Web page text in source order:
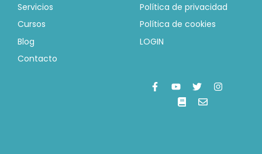
Servicios
Cursos
Blog
Contacto
Política de privacidad
Política de cookies
LOGIN